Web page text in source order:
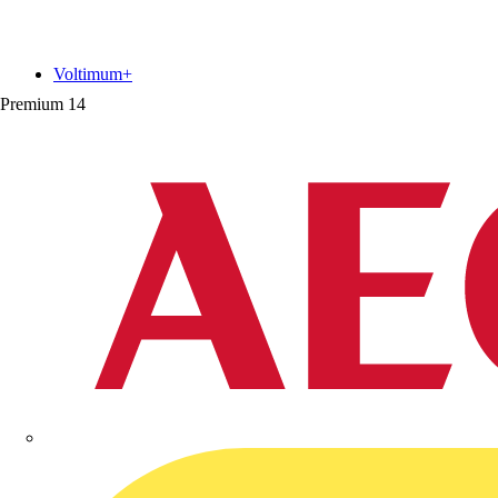
Premium 14
Voltimum+